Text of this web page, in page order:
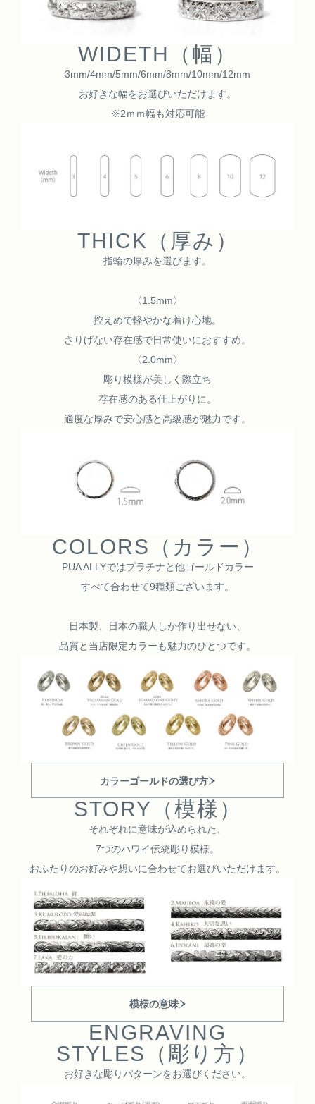
WIDETH（幅）
3mm/4mm/5mm/6mm/8mm/10mm/12mm
お好きな幅をお選びいただけます。
※2ｍｍ幅も対応可能
THICK（厚み）
指輪の厚みを選びます。
〈1.5mm〉
控えめで軽やかな着け心地。
さりげない存在感で日常使いにおすすめ。
〈2.0mm〉
彫り模様が美しく際立ち
存在感のある仕上がりに。
適度な厚みで安心感と高級感が魅力です。
COLORS（カラー）
PUA ALLYではプラチナと他ゴールドカラー
すべて合わせて9種類ございます。
日本製、日本の職人しか作り出せない、
品質と当店限定カラーも魅力のひとつです。
カラーゴールドの選び方
STORY（模様）
それぞれに意味が込められた、
7つのハワイ伝統彫り模様。
おふたりのお好みや想いに合わせてお選びいただけます。
模様の意味
ENGRAVING
STYLES（彫り方）
お好きな彫りパターンをお選びください。